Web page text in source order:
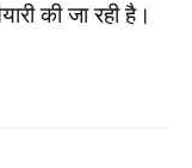
की जा रही है।